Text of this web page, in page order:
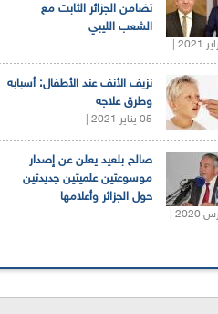
تضامن الجزائر الثابت مع
الشعب الليبي
نزيف الأنف عند الأطفال: أسبابه
وطرق علاجه
05 يناير 2021 |
صالح بلعيد يعلن عن إصدار
موسوعتين علميتين جديدتين
حول الجزائر وأعلامها